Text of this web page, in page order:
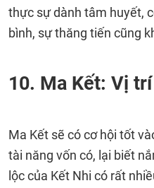
thực sự dành tâm huyết,
bình, sự thăng tiến cũng
10. Ma Kết: Vị
Ma Kết sẽ có cơ hội tốt
tài năng vốn có, lại biết
lộc của Kết Nhi có rất